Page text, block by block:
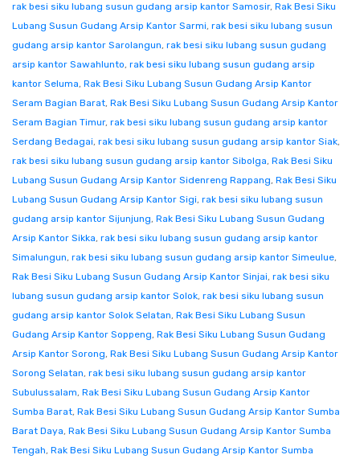
rak besi siku lubang susun gudang arsip kantor Samosir, Rak Besi Siku
Lubang Susun Gudang Arsip Kantor Sarmi, rak besi siku lubang susun
gudang arsip kantor Sarolangun, rak besi siku lubang susun gudang
arsip kantor Sawahlunto, rak besi siku lubang susun gudang arsip
kantor Seluma, Rak Besi Siku Lubang Susun Gudang Arsip Kantor
Seram Bagian Barat, Rak Besi Siku Lubang Susun Gudang Arsip Kantor
Seram Bagian Timur, rak besi siku lubang susun gudang arsip kantor
Serdang Bedagai, rak besi siku lubang susun gudang arsip kantor Siak,
rak besi siku lubang susun gudang arsip kantor Sibolga, Rak Besi Siku
Lubang Susun Gudang Arsip Kantor Sidenreng Rappang, Rak Besi Siku
Lubang Susun Gudang Arsip Kantor Sigi, rak besi siku lubang susun
gudang arsip kantor Sijunjung, Rak Besi Siku Lubang Susun Gudang
Arsip Kantor Sikka, rak besi siku lubang susun gudang arsip kantor
Simalungun, rak besi siku lubang susun gudang arsip kantor Simeulue,
Rak Besi Siku Lubang Susun Gudang Arsip Kantor Sinjai, rak besi siku
lubang susun gudang arsip kantor Solok, rak besi siku lubang susun
gudang arsip kantor Solok Selatan, Rak Besi Siku Lubang Susun
Gudang Arsip Kantor Soppeng, Rak Besi Siku Lubang Susun Gudang
Arsip Kantor Sorong, Rak Besi Siku Lubang Susun Gudang Arsip Kantor
Sorong Selatan, rak besi siku lubang susun gudang arsip kantor
Subulussalam, Rak Besi Siku Lubang Susun Gudang Arsip Kantor
Sumba Barat, Rak Besi Siku Lubang Susun Gudang Arsip Kantor Sumba
Barat Daya, Rak Besi Siku Lubang Susun Gudang Arsip Kantor Sumba
Tengah, Rak Besi Siku Lubang Susun Gudang Arsip Kantor Sumba